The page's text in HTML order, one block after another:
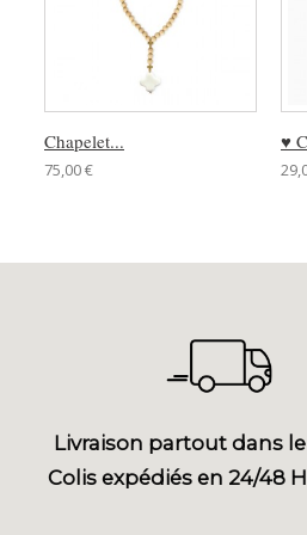
Chapelet...
75,00 €
♥
Livraison partout dans
Colis expédiés en 24/48